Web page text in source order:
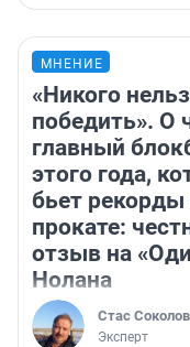
МНЕНИЕ
«Никого
победить». О
главный
этого года,
бьет рекорды
прокате:
отзыв на
Нолана
Стас Соколов
Эксперт